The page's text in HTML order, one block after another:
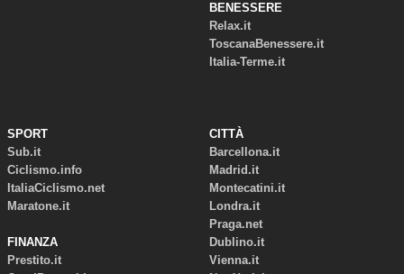
BENESSERE
Relax.it
ToscanaBenessere.it
Italia-Terme.it
SPORT
Sub.it
Ciclismo.info
ItaliaCiclismo.net
Maratone.it
FINANZA
Prestito.it
CITTÀ
Barcellona.it
Madrid.it
Montecatini.it
Londra.it
Praga.net
Dublino.it
Vienna.it